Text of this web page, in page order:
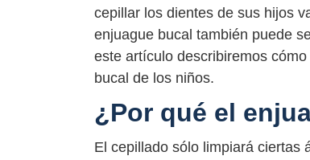
cepillar los dientes de sus hijos
enjuague bucal también puede
este artículo describiremos
bucal de los niños.
¿Por qué el
El cepillado sólo limpiará ciertas